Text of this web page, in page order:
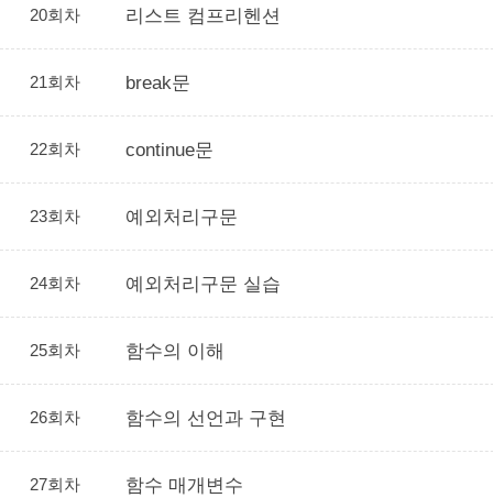
20회차 리스트 컴프리헨션
21회차 break문
22회차 continue문
23회차 예외처리구문
24회차 예외처리구문 실습
25회차 함수의 이해
26회차 함수의 선언과 구현
27회차 함수 매개변수